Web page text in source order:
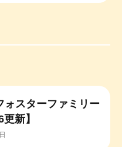
ォスターファミリー
新】